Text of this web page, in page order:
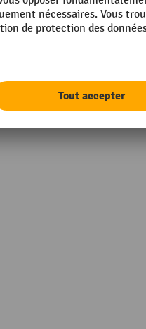
Sorties air comprimé, nombre